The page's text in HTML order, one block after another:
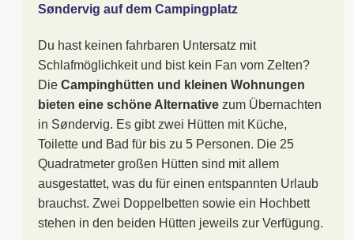
Søndervig auf dem Campingplatz
Du hast keinen fahrbaren Untersatz mit
Schlafmöglichkeit und bist kein Fan vom Zelten?
Die Campinghütten und kleinen Wohnungen
bieten eine schöne Alternative zum Übernachten
in Søndervig. Es gibt zwei Hütten mit Küche,
Toilette und Bad für bis zu 5 Personen. Die 25
Quadratmeter großen Hütten sind mit allem
ausgestattet, was du für einen entspannten Urlaub
brauchst. Zwei Doppelbetten sowie ein Hochbett
stehen in den beiden Hütten jeweils zur Verfügung.